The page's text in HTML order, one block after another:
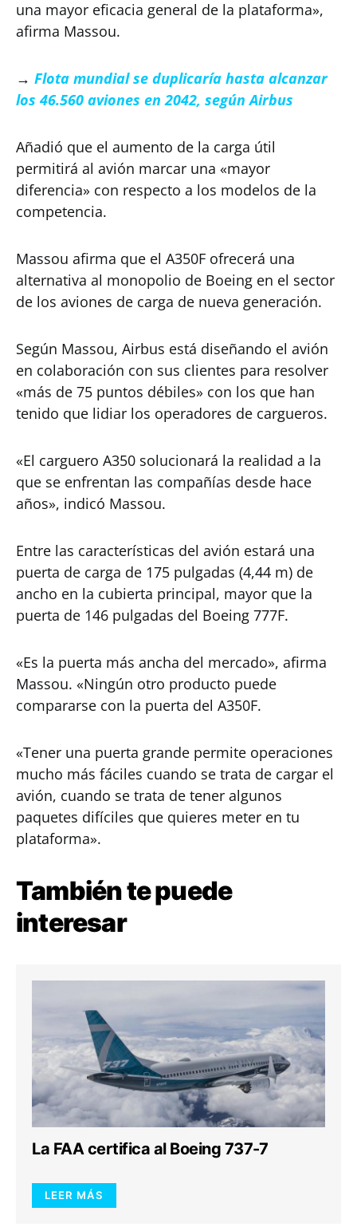
una mayor eficacia general de la plataforma»,
afirma Massou.
→ Flota mundial se duplicaría hasta alcanzar
los 46.560 aviones en 2042, según Airbus
Añadió que el aumento de la carga útil
permitirá al avión marcar una «mayor
diferencia» con respecto a los modelos de la
competencia.
Massou afirma que el A350F ofrecerá una
alternativa al monopolio de Boeing en el sector
de los aviones de carga de nueva generación.
Según Massou, Airbus está diseñando el avión
en colaboración con sus clientes para resolver
«más de 75 puntos débiles» con los que han
tenido que lidiar los operadores de cargueros.
«El carguero A350 solucionará la realidad a la
que se enfrentan las compañías desde hace
años», indicó Massou.
Entre las características del avión estará una
puerta de carga de 175 pulgadas (4,44 m) de
ancho en la cubierta principal, mayor que la
puerta de 146 pulgadas del Boeing 777F.
«Es la puerta más ancha del mercado», afirma
Massou. «Ningún otro producto puede
compararse con la puerta del A350F.
«Tener una puerta grande permite operaciones
mucho más fáciles cuando se trata de cargar el
avión, cuando se trata de tener algunos
paquetes difíciles que quieres meter en tu
plataforma».
También te puede
interesar
La FAA certifica al Boeing 737-7
LEER MÁS